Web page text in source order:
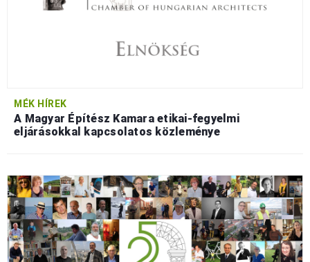
MÉK HÍREK
A Magyar Építész Kamara etikai-fegyelmi
eljárásokkal kapcsolatos közleménye